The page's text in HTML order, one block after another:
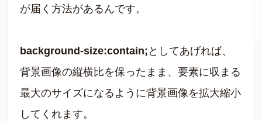
が届く方法があるんです。
background-size:contain; としてあげれば、
背景画像の縦横比を保ったまま、要素に収まる
最大のサイズになるように背景画像を拡大縮小
してくれます。